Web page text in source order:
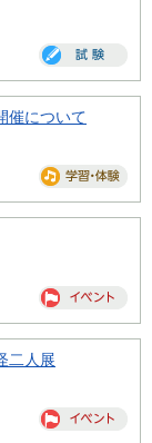
催について
二人展